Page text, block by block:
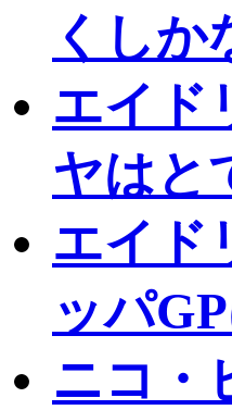
くしか
エイド
ヤはと
エイド
ッパ
ニコ・